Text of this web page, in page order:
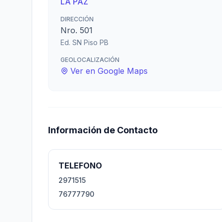
DIRECCIÓN
Nro. 501
Ed. SN Piso PB
GEOLOCALIZACIÓN
Ver en Google Maps
Información de Contacto
TELEFONO
2971515
76777790